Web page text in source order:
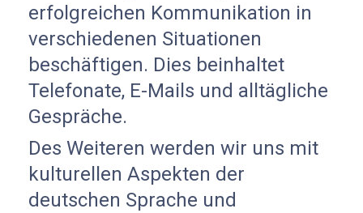
erfolgreichen Kommunikation in
verschiedenen Situationen
beschäftigen. Dies beinhaltet
Telefonate, E-Mails und alltägliche
Gespräche.
Des Weiteren werden wir uns mit
kulturellen Aspekten der
deutschen Sprache und